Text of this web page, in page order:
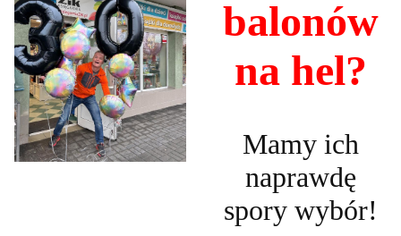
balonów
na hel?
Mamy ich
naprawdę
spory wybór!